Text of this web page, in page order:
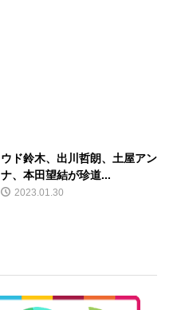
ウド鈴木、出川哲朗、土屋アン
ナ、本田望結が珍道...
2023.01.30